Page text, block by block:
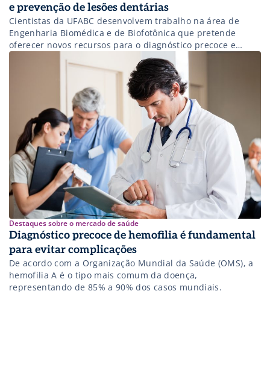
e prevenção de lesões dentárias
Cientistas da UFABC desenvolvem trabalho na área de
Engenharia Biomédica e de Biofotônica que pretende
oferecer novos recursos para o diagnóstico precoce e
tratamento minimamente invasivo da doença cárie.
Destaques sobre o mercado de saúde
Diagnóstico precoce de hemofilia é fundamental
para evitar complicações
De acordo com a Organização Mundial da Saúde (OMS), a
hemofilia A é o tipo mais comum da doença,
representando de 85% a 90% dos casos mundiais.